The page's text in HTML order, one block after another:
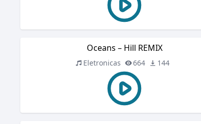
Oceans – Hill REMIX
Eletronicas 664 144